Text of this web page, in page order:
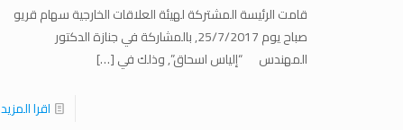
قامت الرئيسة المشتركة لهيئة العلاقات الخارجية سهام قريو
صباح يوم 25/7/2017, بالمشاركة في جنازة الدكتور
المهندس “إلياس اسحاق”, وذلك في[…]
اقرا المزيد